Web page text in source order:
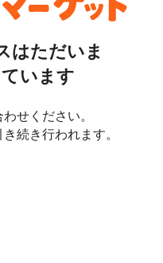
はただいま
います
せください。
続き行われます。